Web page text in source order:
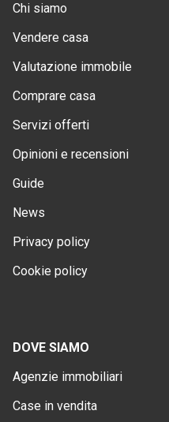
Chi siamo
Vendere casa
Valutazione immobile
Comprare casa
Servizi offerti
Opinioni e recensioni
Guide
News
Privacy policy
Cookie policy
DOVE SIAMO
Agenzie immobiliari
Case in vendita